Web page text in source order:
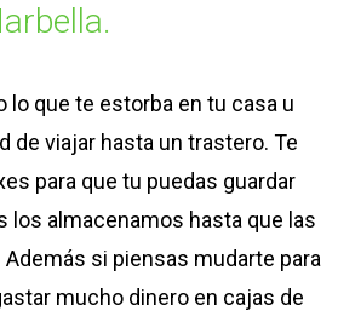
lo que te estorba en tu casa u
de viajar hasta un trastero. Te
para que tu puedas guardar
los almacenamos hasta que las
si piensas mudarte para
mucho dinero en cajas de